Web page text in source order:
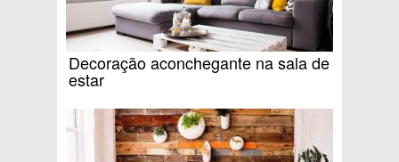
Decoração aconchegante na sala de
estar